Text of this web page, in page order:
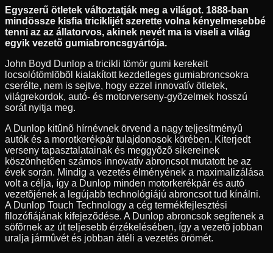
Egyszerű ötletek változtatják meg a világot. 1888-ban
mindössze kisfia triciklijét szerette volna kényelmesebbé
tenni az az állatorvos, akinek nevét ma is viseli a világ
egyik vezetõ gumiabroncsgyártója.
John Boyd Dunlop a tricikli tömör gumi kerekeit
locsolótömlõbõl kialakított kezdetleges gumiabroncsokra
cserélte, nem is sejtve, hogy ezzel innovatív ötletek,
világrekordok, autó- és motorverseny-gyõzelmek hosszú
sorát nyitja meg.
A Dunlop kitûnõ hírnévnek örvend a nagy teljesítményû
autók és a morotkerékpár tulajdonosok körében. Kiterjedt
verseny tapasztalatainak és meggyõzõ sikereinek
köszönhetõen számos innovatív abroncsot mutatott be az
évek során. Mindig a vezetés élményének a maximalizálása
volt a célja, így a Dunlop minden motorkerékpár és autó
vezetõjének a legújabb technológiájú abroncsot tud kínálni.
A Dunlop Touch Technology a cég termékfejlesztési
filozófiájának kifejezõdése. A Dunlop abroncsok segítenek a
söfõrnek az út teljesebb érzékelésében, így a vezetõ jobban
uralja jármûvét és jobban átéli a vezetés örömét.